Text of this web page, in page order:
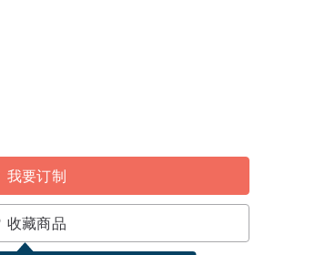
我要订制
收藏商品